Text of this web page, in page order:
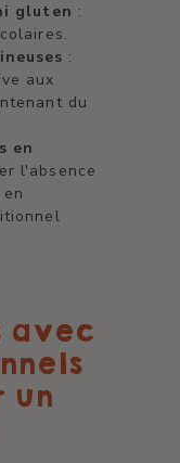
gluten :
:
aux
du
en
l'absence
avec
un